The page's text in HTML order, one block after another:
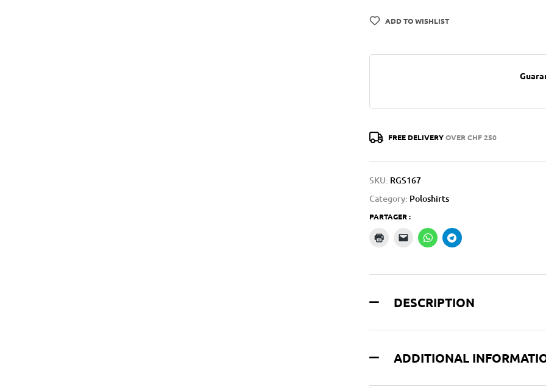
ADD TO WISHLIST
FREE DELIVERYOVER CHF 250
SKU: RGS167
Category: Poloshirts
PARTAGER :
DESCRIPTION
ADDITIONAL